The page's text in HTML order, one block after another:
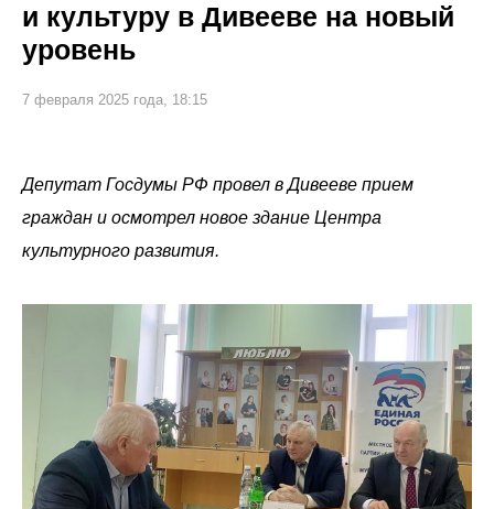
и культуру в Дивееве на новый
уровень
7 февраля 2025 года, 18:15
Депутат Госдумы РФ провел в Дивееве прием
граждан и осмотрел новое здание Центра
культурного развития.